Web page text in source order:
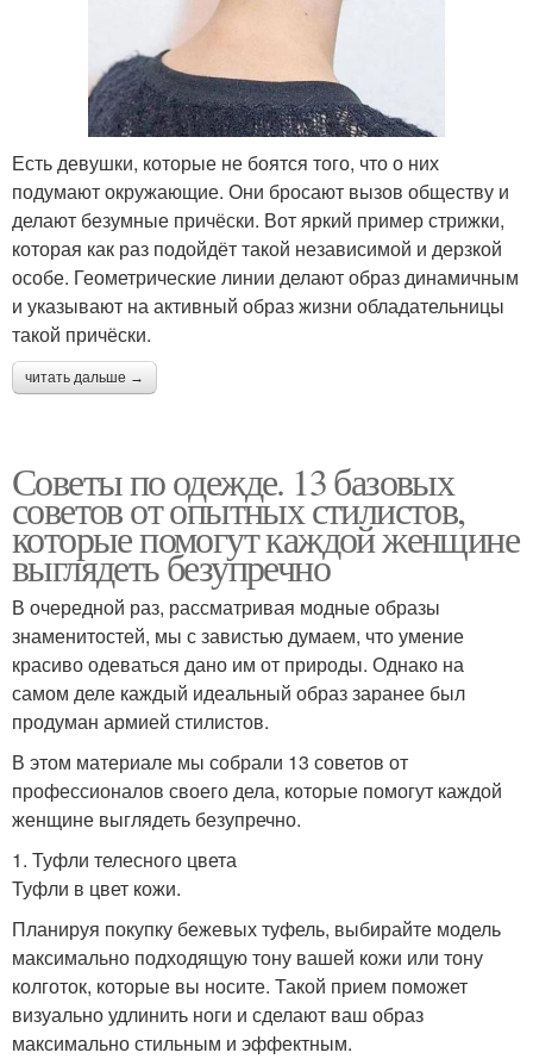
Есть девушки, которые не боятся того, что о них
подумают окружающие. Они бросают вызов обществу и
делают безумные причёски. Вот яркий пример стрижки,
которая как раз подойдёт такой независимой и дерзкой
особе. Геометрические линии делают образ динамичным
и указывают на активный образ жизни обладательницы
такой причёски.
читать дальше →
Советы по одежде. 13 базовых
советов от опытных стилистов,
которые помогут каждой женщине
выглядеть безупречно
В очередной раз, рассматривая модные образы
знаменитостей, мы с завистью думаем, что умение
красиво одеваться дано им от природы. Однако на
самом деле каждый идеальный образ заранее был
продуман армией стилистов.
В этом материале мы собрали 13 советов от
профессионалов своего дела, которые помогут каждой
женщине выглядеть безупречно.
1. Туфли телесного цвета
Туфли в цвет кожи.
Планируя покупку бежевых туфель, выбирайте модель
максимально подходящую тону вашей кожи или тону
колготок, которые вы носите. Такой прием поможет
визуально удлинить ноги и сделают ваш образ
максимально стильным и эффектным.